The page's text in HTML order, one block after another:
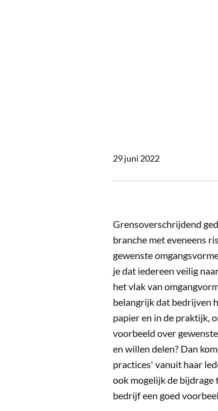
29 juni 2022
Grensoverschrijdend
branche met eveneens
gewenste
je dat iedereen veilig
het vlak van
belangrijk dat bedrijven
papier en in de praktijk,
voorbeeld over
en willen delen? Dan
practices' vanuit haar
ook mogelijk de
bedrijf een goed